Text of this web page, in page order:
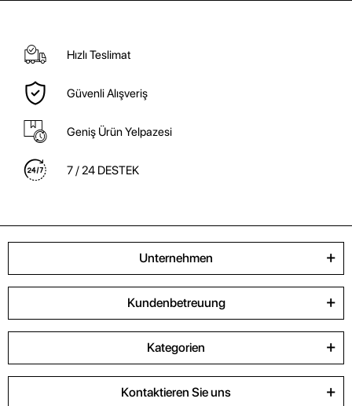
Hızlı Teslimat
Güvenli Alışveriş
Geniş Ürün Yelpazesi
7 / 24 DESTEK
Unternehmen
Kundenbetreuung
Kategorien
Kontaktieren Sie uns